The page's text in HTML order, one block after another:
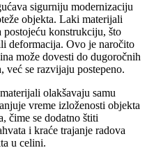
sigurniju modernizaciju
objekta. Laki materijali
postojeću konstrukciju, što
deformacija. Ovo je naročito
može dovesti do dugoročnih
već se razvijaju postepeno.
olakšavaju samu
vreme izloženosti objekta
čime se dodatno štiti
i kraće trajanje radova
u celini.